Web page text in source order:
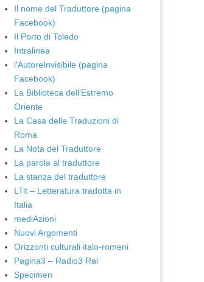
Il nome del Traduttore (pagina
Facebook)
Il Porto di Toledo
Intralinea
l'AutoreInvisibile (pagina
Facebook)
La Biblioteca dell'Estremo
Oriente
La Casa delle Traduzioni di
Roma
La Nota del Traduttore
La parola al traduttore
La stanza del traduttore
LTit – Letteratura tradotta in
Italia
mediAzioni
Nuovi Argomenti
Orizzonti culturali italo-romeni
Pagina3 – Radio3 Rai
Specimen